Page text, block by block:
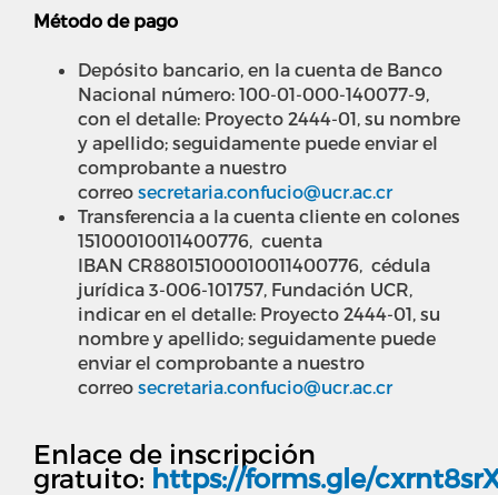
Método de pago
Depósito bancario, en la cuenta de Banco
Nacional número: 100-01-000-140077-9,
con el detalle: Proyecto 2444-01, su nombre
y apellido; seguidamente puede enviar el
comprobante a nuestro
correo secretaria.confucio@ucr.ac.cr
Transferencia a la cuenta cliente en colones
15100010011400776, cuenta
IBAN CR88015100010011400776, cédula
jurídica 3-006-101757, Fundación UCR,
indicar en el detalle: Proyecto 2444-01, su
nombre y apellido; seguidamente puede
enviar el comprobante a nuestro
correo secretaria.confucio@ucr.ac.cr
Enlace de inscripción
gratuito: https://forms.gle/